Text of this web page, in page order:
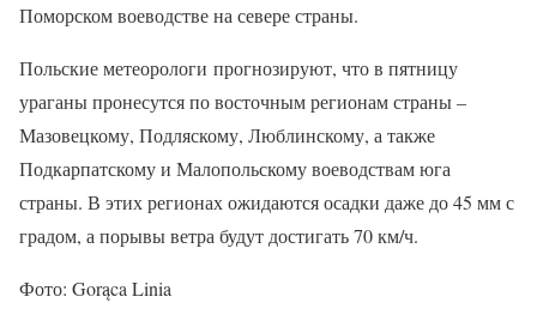
Поморском воеводстве на севере страны.
Польские метеорологи прогнозируют, что в пятницу
ураганы пронесутся по восточным регионам страны –
Мазовецкому, Подляскому, Люблинскому, а также
Подкарпатскому и Малопольскому воеводствам юга
страны. В этих регионах ожидаются осадки даже до 45 мм с
градом, а порывы ветра будут достигать 70 км/ч.
Фото: Gorąca Linia